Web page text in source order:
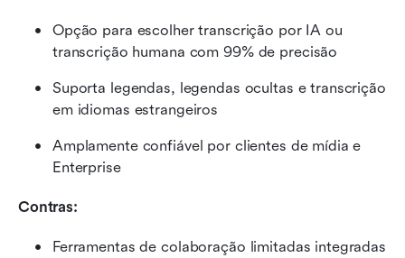
Opção para escolher transcrição por IA ou
transcrição humana com 99% de precisão
Suporta legendas, legendas ocultas e transcrição
em idiomas estrangeiros
Amplamente confiável por clientes de mídia e
Enterprise
Contras:
Ferramentas de colaboração limitadas integradas